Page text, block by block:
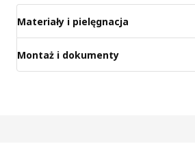
Materiały i pielęgnacja
Montaż i dokumenty